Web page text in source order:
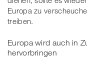
Europa zu
treiben.
Europa wird auch in
hervorbringen